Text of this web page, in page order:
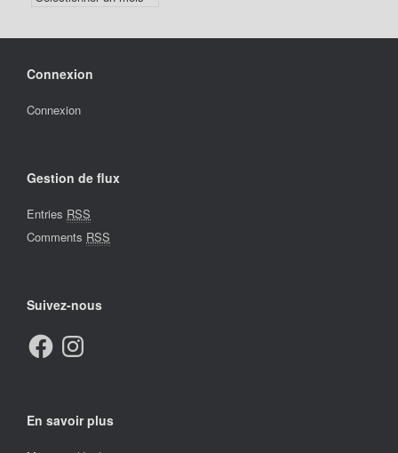
Connexion
Connexion
Gestion de flux
Entries RSS
Comments RSS
Suivez-nous
FacebookInstagram
En savoir plus